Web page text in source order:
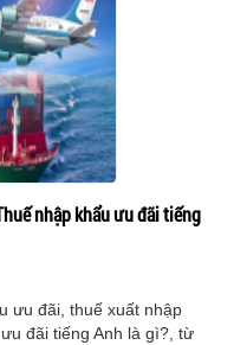
nhập khẩu ưu đãi tiếng
ưu đãi, thuế xuất nhập
đãi tiếng Anh là gì?, từ